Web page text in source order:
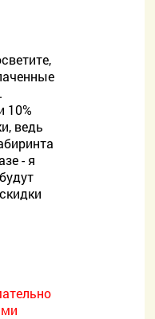
10%
ведь
- я